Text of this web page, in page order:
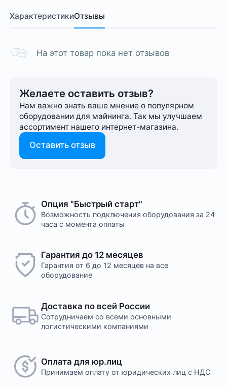
ХарактеристикиОтзывы
На этот товар пока нет отзывов
Желаете оставить отзыв?
Нам важно знать ваше мнение о популярном
оборудовании для майнинга. Так мы улучшаем
ассортимент нашего интернет-⁠магазина.
Оставить отзыв
Опция "Быстрый старт"
Возможность подключения оборудования за 24
часа с момента оплаты
Гарантия до 12 месяцев
Гарантия от 6 до 12 месяцев на все
оборудование
Доставка по всей России
Сотрудничаем со всеми основными
логистическими компаниями
Оплата для юр.лиц
Принимаем оплату от юридических лиц с НДС